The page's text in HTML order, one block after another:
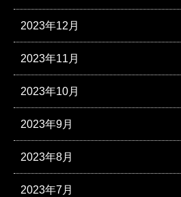
2023年12月
2023年11月
2023年10月
2023年9月
2023年8月
2023年7月